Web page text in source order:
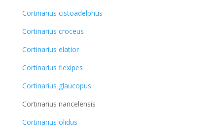
Cortinarius cistoadelphus
Cortinarius croceus
Cortinarius elatior
Cortinarius flexipes
Cortinarius glaucopus
Cortinarius nancelensis
Cortinarius olidus